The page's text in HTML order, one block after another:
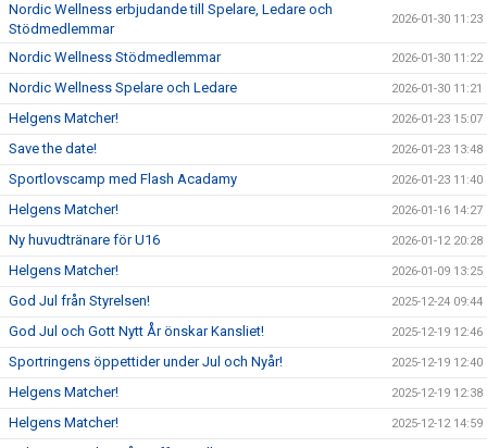
Nordic Wellness erbjudande till Spelare, Ledare och
Stödmedlemmar
2026-01-30 11:23
Nordic Wellness Stödmedlemmar 2026-01-30 11:22
Nordic Wellness Spelare och Ledare 2026-01-30 11:21
Helgens Matcher! 2026-01-23 15:07
Save the date! 2026-01-23 13:48
Sportlovscamp med Flash Acadamy 2026-01-23 11:40
Helgens Matcher! 2026-01-16 14:27
Ny huvudtränare för U16 2026-01-12 20:28
Helgens Matcher! 2026-01-09 13:25
God Jul från Styrelsen! 2025-12-24 09:44
God Jul och Gott Nytt År önskar Kansliet! 2025-12-19 12:46
Sportringens öppettider under Jul och Nyår! 2025-12-19 12:40
Helgens Matcher! 2025-12-19 12:38
Helgens Matcher! 2025-12-12 14:59